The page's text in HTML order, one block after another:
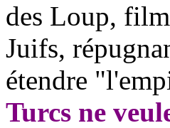
des Loup,
Juifs,
étendre
Turcs ne